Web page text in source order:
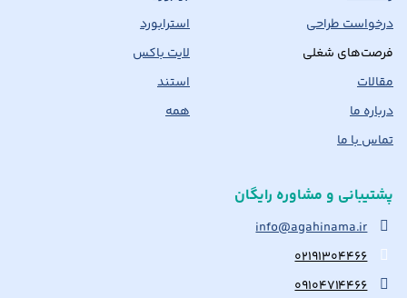
درخواست طراحی
فرصت‌های شغلی
مقالات
درباره ما
تماس با ما
استرابورد
لایت باکس
استند
همه
پشتیبانی و مشاوره رایگان
info@agahinama.ir
۰۲۱۹۱۳۰۴۴۶۶
۰۹۱۰۴۷۱۴۴۶۶